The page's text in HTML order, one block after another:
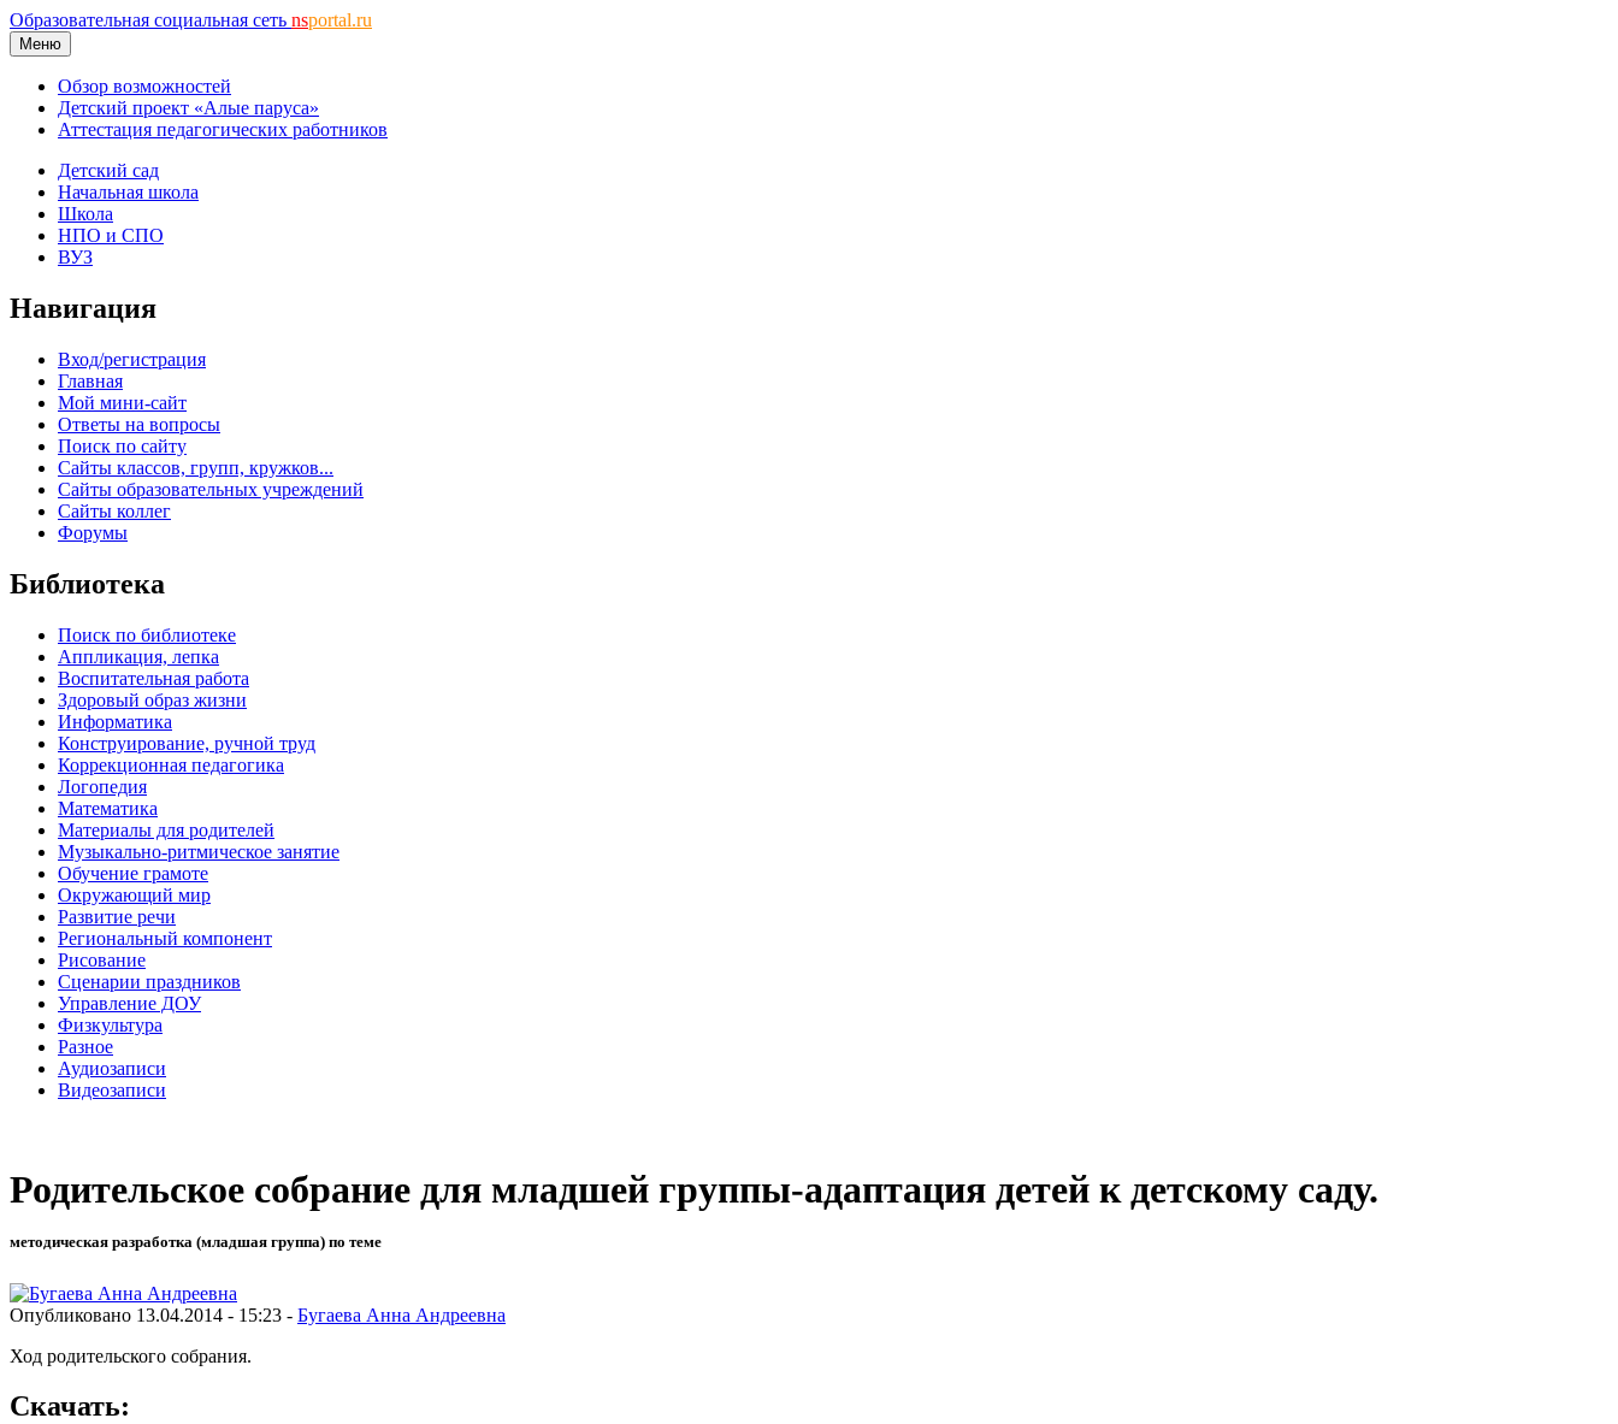
Образовательная социальная сеть nsportal.ru
Меню
Обзор возможностей
Детский проект «Алые паруса»
Аттестация педагогических работников
Детский сад
Начальная школа
Школа
НПО и СПО
ВУЗ
Навигация
Вход/регистрация
Главная
Мой мини-сайт
Ответы на вопросы
Поиск по сайту
Сайты классов, групп, кружков...
Сайты образовательных учреждений
Сайты коллег
Форумы
Библиотека
Поиск по библиотеке
Аппликация, лепка
Воспитательная работа
Здоровый образ жизни
Информатика
Конструирование, ручной труд
Коррекционная педагогика
Логопедия
Математика
Материалы для родителей
Музыкально-ритмическое занятие
Обучение грамоте
Окружающий мир
Развитие речи
Региональный компонент
Рисование
Сценарии праздников
Управление ДОУ
Физкультура
Разное
Аудиозаписи
Видеозаписи
Родительское собрание для младшей группы-адаптация детей к детскому саду.
методическая разработка (младшая группа) по теме
Опубликовано 13.04.2014 - 15:23 - Бугаева Анна Андреевна
Ход родительского собрания.
Скачать: